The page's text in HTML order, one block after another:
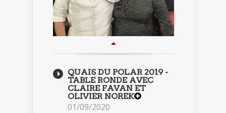
QUAIS DU POLAR 2019 -
TABLE RONDE AVEC
CLAIRE FAVAN ET
OLIVIER NOREK
01/09/2020